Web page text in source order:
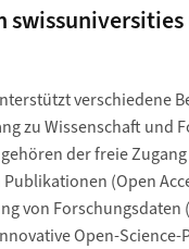
verschiedene
zu Wissenschaft und
der freie Zugang
(Open
von Forschungsdaten
Open-